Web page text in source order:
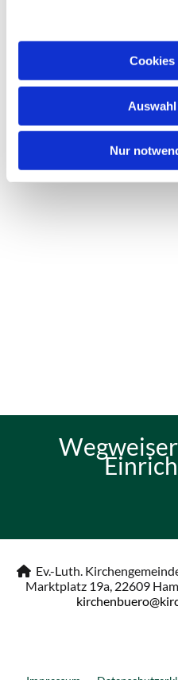
Cookies
Nur
 Ev.-Luth.
Marktplatz 19a, 22609